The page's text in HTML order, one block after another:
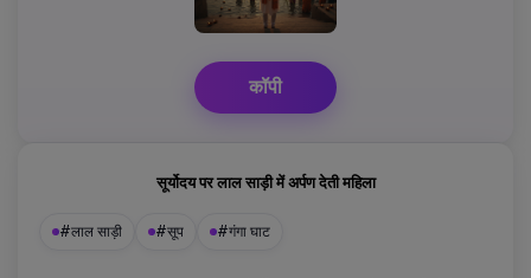
कॉपी
सूर्योदय पर लाल साड़ी में अर्पण देती महिला
#लाल साड़ी #सूप #गंगा घाट